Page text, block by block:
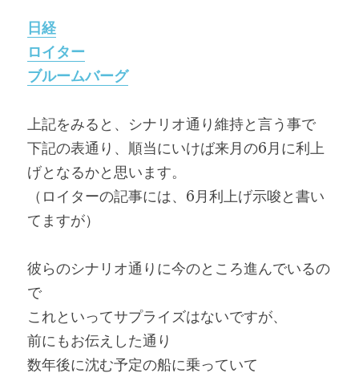
日経
ロイター
ブルームバーグ
上記をみると、シナリオ通り維持と言う事で
下記の表通り、順当にいけば来月の6月に利上
げとなるかと思います。
（ロイターの記事には、6月利上げ示唆と書い
てますが）
彼らのシナリオ通りに今のところ進んでいるの
で
これといってサプライズはないですが、
前にもお伝えした通り
数年後に沈む予定の船に乗っていて